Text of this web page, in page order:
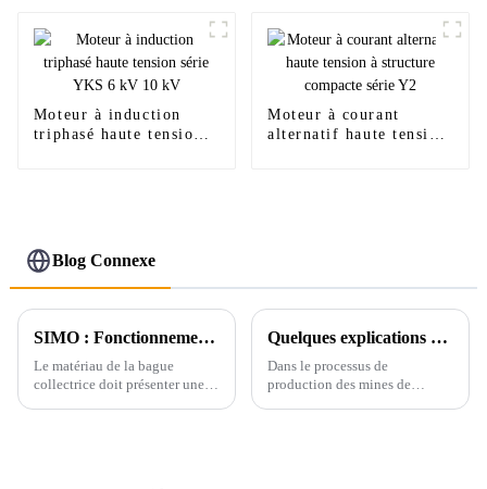
Moteur à induction
triphasé haute tension
Moteur à courant
alternatif haute tension
Blog Connexe
SIMO : Fonctionnement et principe de fonctionnement d'une bague collectrice pour moteur haute tension
Le matériau de la bague
collectrice doit présenter une
Quelques explications sur les équipements électriques antidéflagrants pour les mines
Dans le processus de
production des mines de